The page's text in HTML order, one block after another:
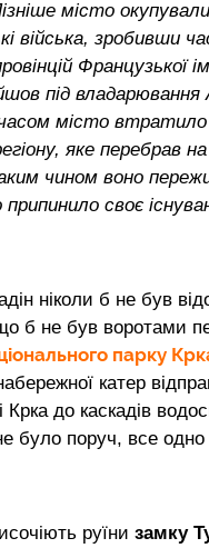
місто окупували
війська, зробивши
Французької
під
місто втратило
яке перебрав
чином воно
своє
ніколи б не був
б не був воротами
парку
катер
Крка до каскадів
було поруч, все одно
руїни замку